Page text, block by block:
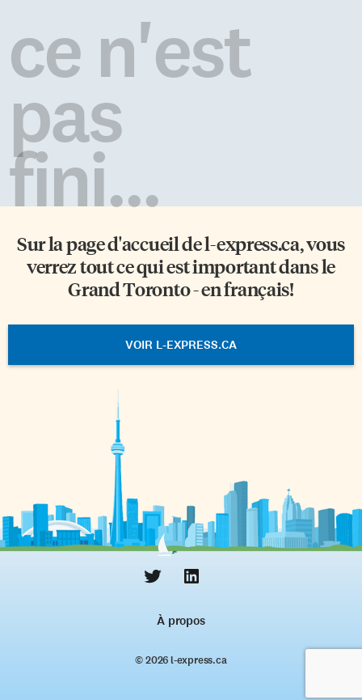
ce n'est
pas
fini...
Sur la page d'accueil del-express.ca, vous
verrez tout ce qui est important dans le
Grand Toronto - en français!
VOIR L-EXPRESS.CA
À propos
© 2026 l‑express.ca